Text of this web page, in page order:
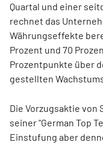
Quartal und einer
rechnet das
Währungseffekte
Prozent und 70
Prozentpunkte über
gestellten
Die Vorzugsaktie von
seiner "German Top
Einstufung aber